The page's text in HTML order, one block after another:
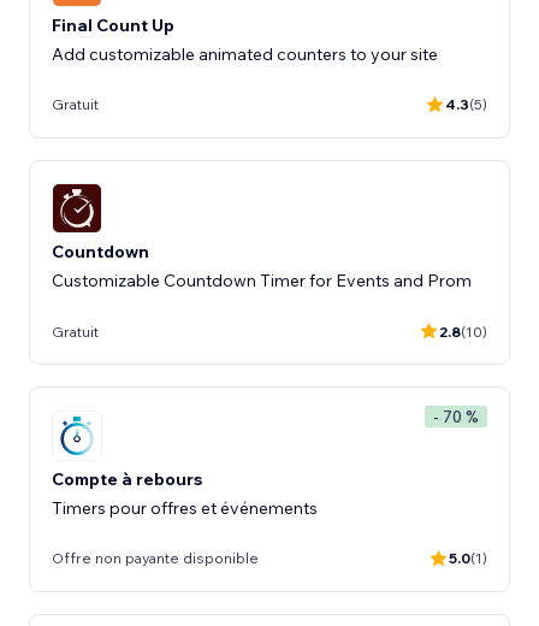
Final Count Up
Add customizable animated counters to your site
Gratuit 4.3(5)
Countdown
Customizable Countdown Timer for Events and Prom
Gratuit 2.8(10)
- 70 %
Compte à rebours
Timers pour offres et événements
Offre non payante disponible 5.0(1)